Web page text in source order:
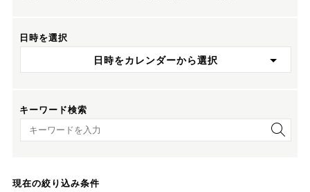
日時を選択
日時をカレンダーから選択
キーワード検索
キーワード検索
現在の絞り込み条件